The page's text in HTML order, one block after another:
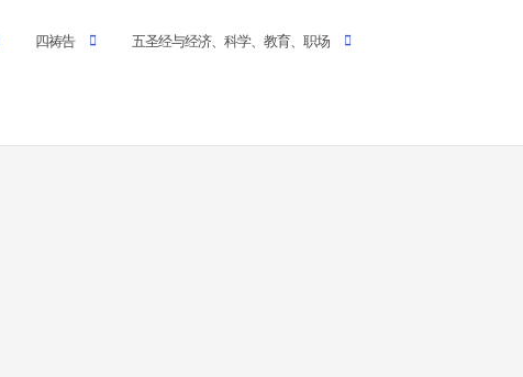
四祷告 五圣经与经济、科学、教育、职场